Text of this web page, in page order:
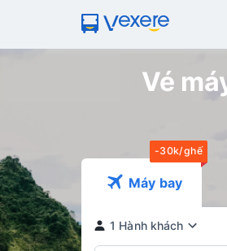
Vé
-30k/ghế
Máy bay
1 Hành khách